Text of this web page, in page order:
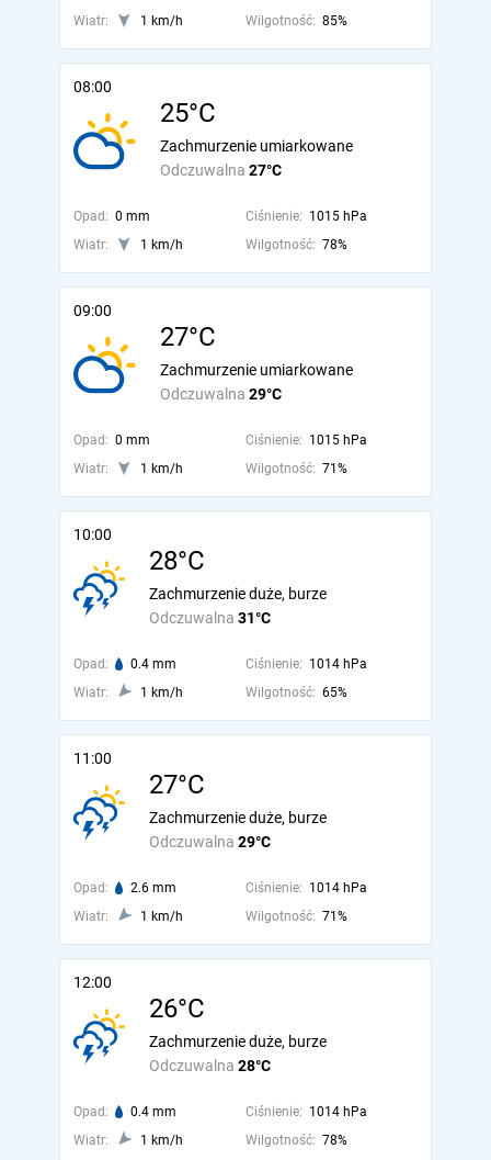
Wiatr: 1 km/h Wilgotność: 85%
08:00
25°C
Odczuwalna 27°C
Zachmurzenie umiarkowane
Opad: 0 mm Ciśnienie: 1015 hPa
Wiatr:
1 km/h Wilgotność: 78%
09:00
27°C
Odczuwalna 29°C
Zachmurzenie umiarkowane
Opad: 0 mm Ciśnienie: 1015 hPa
Wiatr:
1 km/h Wilgotność: 71%
10:00
28°C
Odczuwalna 31°C
Zachmurzenie duże, burze
Opad: 0.4 mm Ciśnienie: 1014 hPa
Wiatr:
1 km/h Wilgotność: 65%
11:00
27°C
Odczuwalna 29°C
Zachmurzenie duże, burze
Opad: 2.6 mm Ciśnienie: 1014 hPa
Wiatr:
1 km/h Wilgotność: 71%
12:00
26°C
Odczuwalna 28°C
Zachmurzenie duże, burze
Opad: 0.4 mm Ciśnienie: 1014 hPa
Wiatr:
1 km/h Wilgotność: 78%